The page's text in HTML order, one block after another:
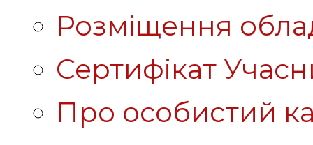
Розміщення
Сертифікат
Про особистий